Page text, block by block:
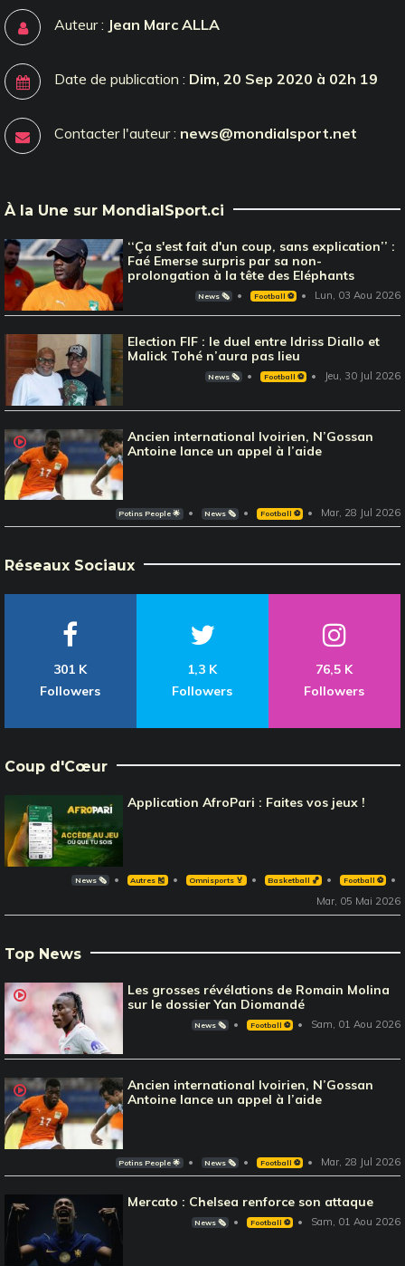
Auteur : Jean Marc ALLA
Date de publication : Dim, 20 Sep 2020 à 02h 19
Contacter l'auteur : news@mondialsport.net
À la Une sur MondialSport.ci
‘‘Ça s'est fait d'un coup, sans explication’’ :
Faé Emerse surpris par sa non-
prolongation à la tête des Eléphants
News 🗞️ Football ⚽️ Lun, 03 Aou 2026
Election FIF : le duel entre Idriss Diallo et
Malick Tohé n’aura pas lieu
News 🗞️ Football ⚽️ Jeu, 30 Jul 2026
Ancien international Ivoirien, N’Gossan
Antoine lance un appel à l’aide
Potins People 🌟 News 🗞️ Football ⚽️ Mar, 28 Jul 2026
Réseaux Sociaux
301 K
Followers
1,3 K
Followers
76,5 K
Followers
Coup d'Cœur
Application AfroPari : Faites vos jeux !
News 🗞️ Autres 🎽 Omnisports 🏅 Basketball 🏀 Football ⚽️
Mar, 05 Mai 2026
Top News
Les grosses révélations de Romain Molina
sur le dossier Yan Diomandé
News 🗞️ Football ⚽️ Sam, 01 Aou 2026
Ancien international Ivoirien, N’Gossan
Antoine lance un appel à l’aide
Potins People 🌟 News 🗞️ Football ⚽️ Mar, 28 Jul 2026
Mercato : Chelsea renforce son attaque
News 🗞️ Football ⚽️ Sam, 01 Aou 2026